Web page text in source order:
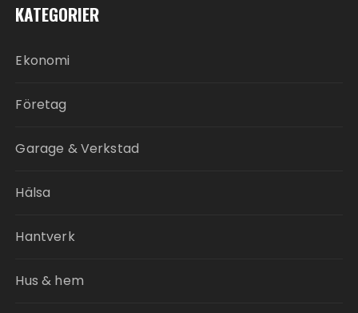
KATEGORIER
Ekonomi
Företag
Garage & Verkstad
Hälsa
Hantverk
Hus & hem